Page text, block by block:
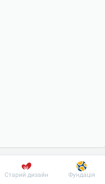
Пацієнту
Старий дизайн Фундація